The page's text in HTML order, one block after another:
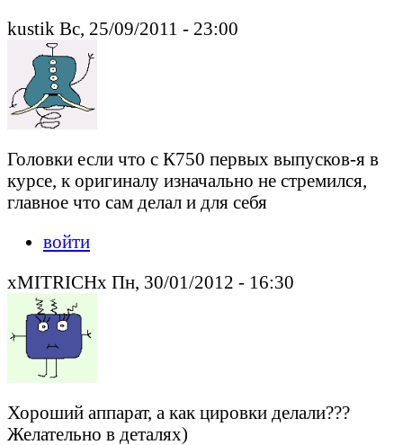
kustik Вс, 25/09/2011 - 23:00
Головки если что с К750 первых выпусков-я в
курсе, к оригиналу изначально не стремился,
главное что сам делал и для себя
войти
xMITRICHx Пн, 30/01/2012 - 16:30
Хороший аппарат, а как цировки делали???
Желательно в деталях)